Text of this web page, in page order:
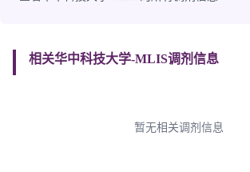
相关华中科技大学-MLIS调剂信息
暂无相关调剂信息